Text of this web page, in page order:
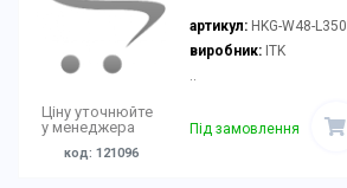
Ціну уточнюйте
у менеджера
код: 121096
артикул: HKG-W48-L350
виробник:ITK
..
Під замовлення